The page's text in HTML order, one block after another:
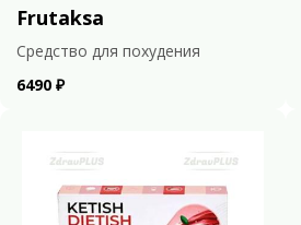
Frutaksa
Средство для похудения
6490 ₽